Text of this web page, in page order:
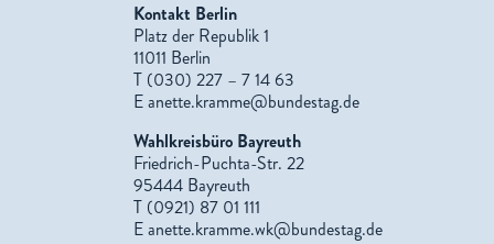
Kontakt Berlin
Platz der Republik 1
11011 Berlin
T (030) 227 – 7 14 63
Eanette.kramme@bundestag.de
Wahlkreisbüro Bayreuth
Friedrich-Puchta-Str. 22
95444 Bayreuth
T (0921) 87 01 111
Eanette.kramme.wk@bundestag.de